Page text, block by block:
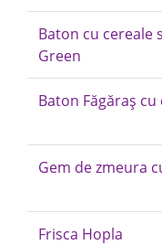
Baton cu cereale
Green
Baton Făgăraș
Gem de zmeura
Frisca Hopla